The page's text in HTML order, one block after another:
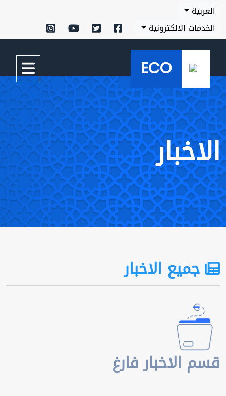
العربية
الخدمات الالكترونية
ECO
الاخبار
جميع الاخبار
قسم الاخبار فارغ